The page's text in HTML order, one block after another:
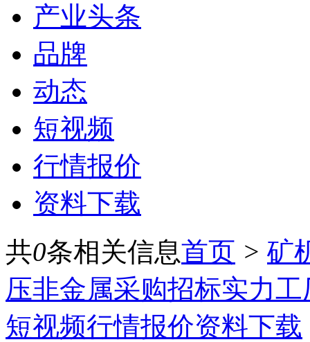
产业头条
品牌
动态
短视频
行情报价
资料下载
共0条相关信息首页 > 矿
压非金属采购招标实力工
短视频行情报价资料下载